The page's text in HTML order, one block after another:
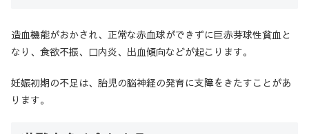
造血機能がおかされ、正常な赤血球ができずに巨赤芽球性貧血と
なり、食欲不振、口内炎、出血傾向などが起こります。
妊娠初期の不足は、胎児の脳神経の発育に支障をきたすことがあ
ります。